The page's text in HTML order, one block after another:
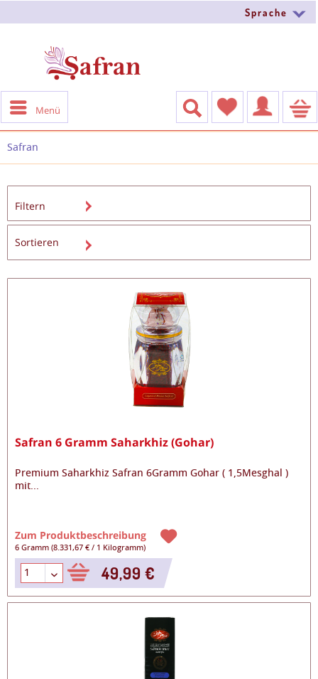
Sprache
Menü
Safran
Filtern
Safran 6 Gramm Saharkhiz (Gohar)
Premium Saharkhiz Safran 6Gramm Gohar ( 1,5Mesghal )
mit...
Zum Produktbeschreibung
6 Gramm(8.331,67 € / 1 Kilogramm)
49,99 €